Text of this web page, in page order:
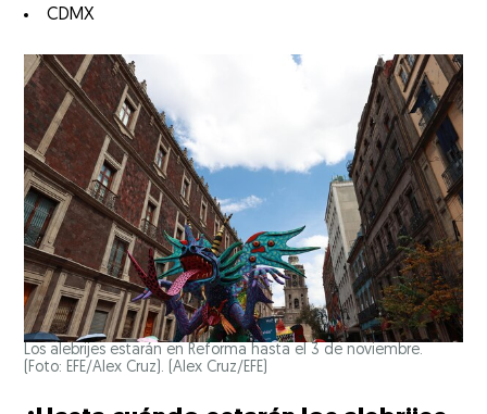
CDMX
Los alebrijes estarán en Reforma hasta el 3 de noviembre.
(Foto: EFE/Alex Cruz). (Alex Cruz/EFE)